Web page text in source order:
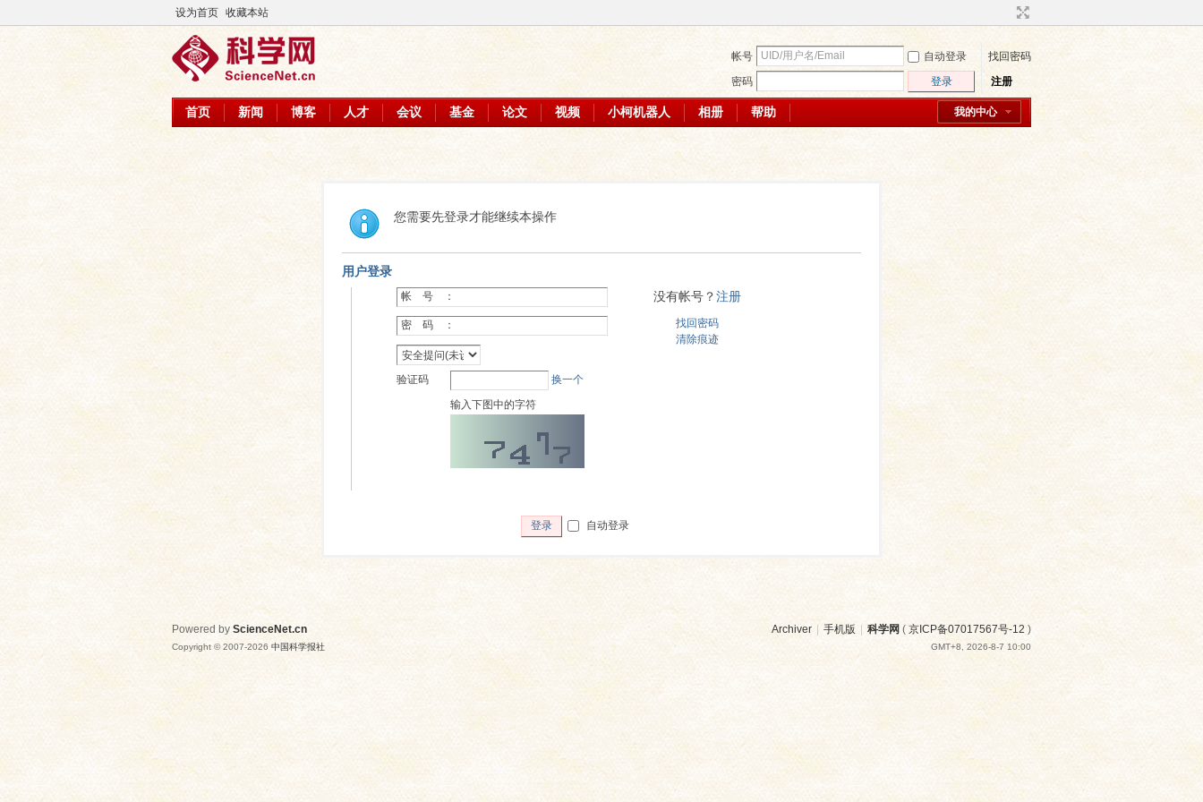
设为首页 收藏本站
帐号 自动登录
找回密码
密码
登录 注册
我的中心
首页 新闻 博客 人才 会议 基金 论文 视频 小柯机器人 相册 帮助
您需要先登录才能继续本操作
用户登录
帐 号 ：
密 码 ：
验证码
换一个
输入下图中的字符
没有帐号？注册
找回密码
清除痕迹
登录 自动登录
Archiver | 手机版 | 科学网 ( 京ICP备07017567号-12 )
GMT+8, 2026-8-7 10:00
Powered by ScienceNet.cn
Copyright © 2007-2026 中国科学报社